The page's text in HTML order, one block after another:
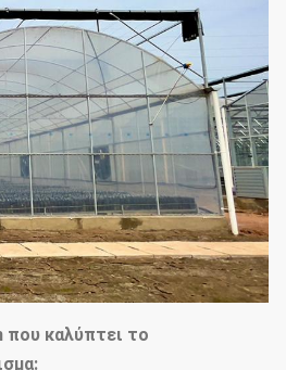
συστημάτων ψύξης &
& εξωτερικό ή
του συστήματος
/ 1.2/1,0/2,0 ή
καλύπτει το